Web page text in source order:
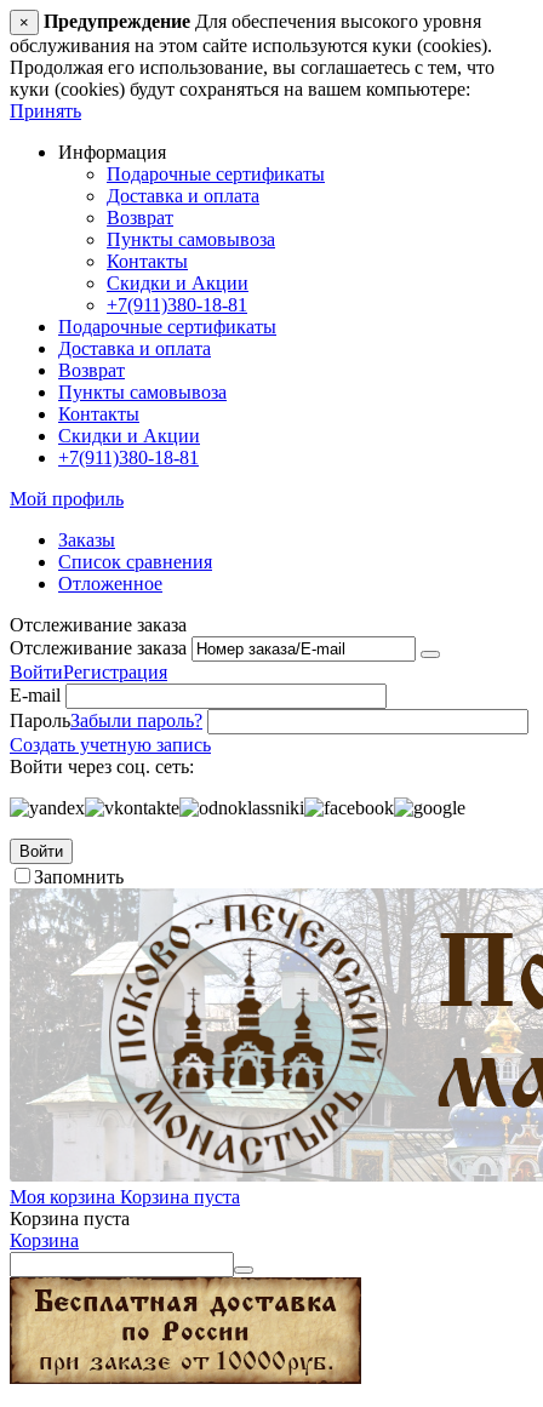
× Предупреждение Для обеспечения высокого уровня
обслуживания на этом сайте используются куки (cookies).
Продолжая его использование, вы соглашаетесь с тем, что
куки (cookies) будут сохраняться на вашем компьютере:
Принять
Информация
Подарочные сертификаты
Доставка и оплата
Возврат
Пункты самовывоза
Контакты
Скидки и Акции
+7(911)380-18-81
Подарочные сертификаты
Доставка и оплата
Возврат
Пункты самовывоза
Контакты
Скидки и Акции
+7(911)380-18-81
Мой профиль
Заказы
Список сравнения
Отложенное
Отслеживание заказа
Отслеживание заказа
ВойтиРегистрация
E-mail
ПарольЗабыли пароль?
Создать учетную запись
Войти через соц. сеть:
Войти
Запомнить
Моя корзина Корзина пуста
Корзина пуста
Корзина